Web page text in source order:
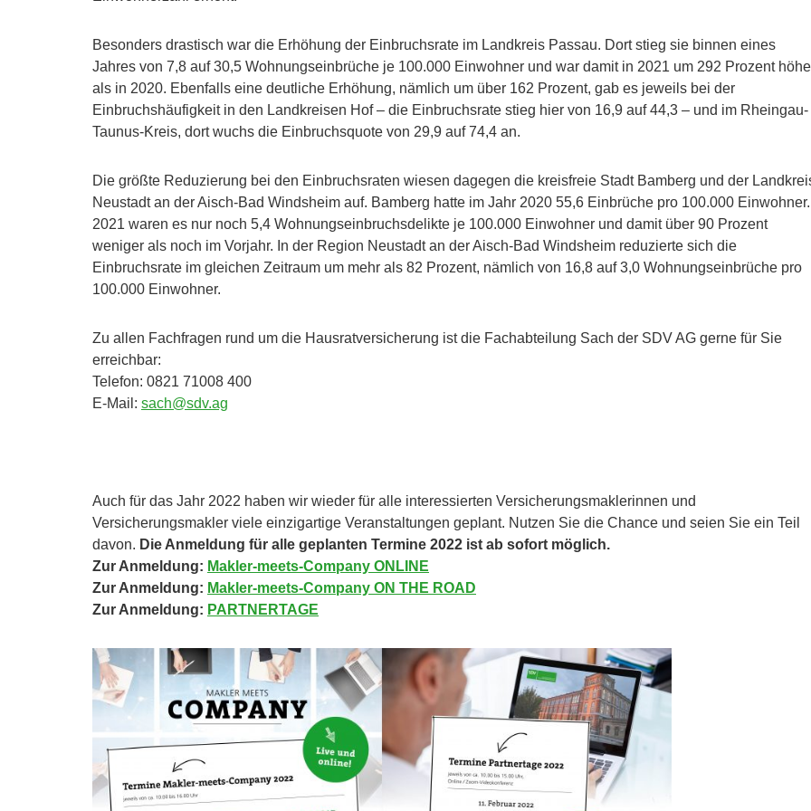
Besonders drastisch war die Erhöhung der Einbruchsrate im Landkreis Passau. Dort stieg sie binnen eines
Jahres von 7,8 auf 30,5 Wohnungseinbrüche je 100.000 Einwohner und war damit in 2021 um 292 Prozent
als in 2020. Ebenfalls eine deutliche Erhöhung, nämlich um über 162 Prozent, gab es jeweils bei der
Einbruchshäufigkeit in den Landkreisen Hof – die Einbruchsrate stieg hier von 16,9 auf 44,3 – und im Rheingau-
Taunus-Kreis, dort wuchs die Einbruchsquote von 29,9 auf 74,4 an.
Die größte Reduzierung bei den Einbruchsraten wiesen dagegen die kreisfreie Stadt Bamberg und der
Neustadt an der Aisch-Bad Windsheim auf. Bamberg hatte im Jahr 2020 55,6 Einbrüche pro 100.000 Einwohner.
2021 waren es nur noch 5,4 Wohnungseinbruchsdelikte je 100.000 Einwohner und damit über 90 Prozent
weniger als noch im Vorjahr. In der Region Neustadt an der Aisch-Bad Windsheim reduzierte sich die
Einbruchsrate im gleichen Zeitraum um mehr als 82 Prozent, nämlich von 16,8 auf 3,0 Wohnungseinbrüche pro
100.000 Einwohner.
Zu allen Fachfragen rund um die Hausratversicherung ist die Fachabteilung Sach der SDV AG gerne für Sie
erreichbar:
Telefon: 0821 71008 400
E-Mail: sach@sdv.ag
Auch für das Jahr 2022 haben wir wieder für alle interessierten Versicherungsmaklerinnen und
Versicherungsmakler viele einzigartige Veranstaltungen geplant. Nutzen Sie die Chance und seien Sie ein Teil
davon. Die Anmeldung für alle geplanten Termine 2022 ist ab sofort möglich.
Zur Anmeldung: Makler-meets-Company ONLINE
Zur Anmeldung: Makler-meets-Company ON THE ROAD
Zur Anmeldung: PARTNERTAGE